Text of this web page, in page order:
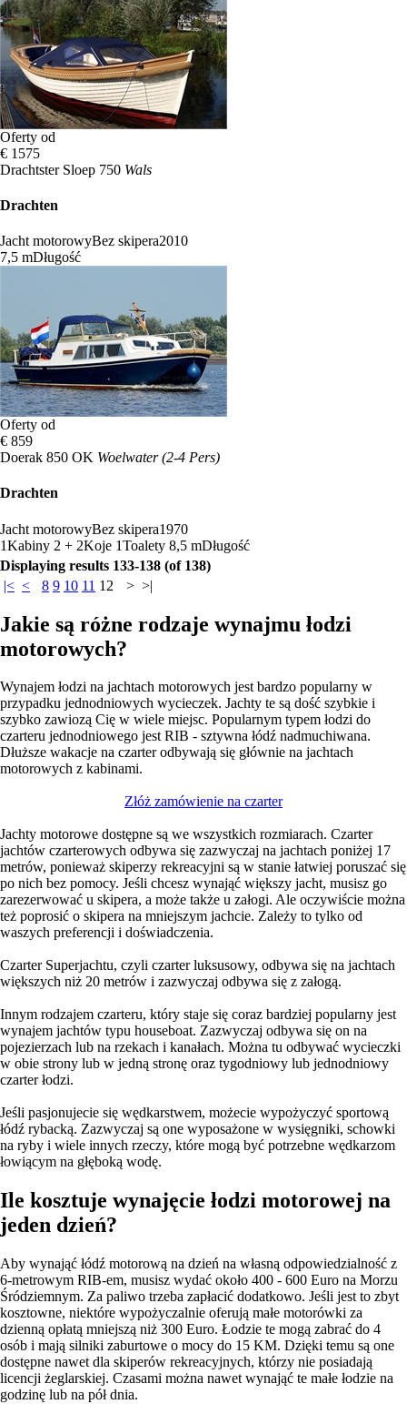
Oferty od
€ 1575
Drachtster Sloep 750 Wals
Drachten
Jacht motorowyBez skipera2010
7,5 mDługość
Oferty od
€ 859
Doerak 850 OK Woelwater (2-4 Pers)
Drachten
Jacht motorowyBez skipera1970
1Kabiny 2 + 2Koje 1Toalety 8,5 mDługość
Displaying results 133-138 (of 138)
|< < 8 9 10 11 12 > >|
Jakie są różne rodzaje wynajmu łodzi
motorowych?
Wynajem łodzi na jachtach motorowych jest bardzo popularny w
przypadku jednodniowych wycieczek. Jachty te są dość szybkie i
szybko zawiozą Cię w wiele miejsc. Popularnym typem łodzi do
czarteru jednodniowego jest RIB - sztywna łódź nadmuchiwana.
Dłuższe wakacje na czarter odbywają się głównie na jachtach
motorowych z kabinami.
Złóż zamówienie na czarter
Jachty motorowe dostępne są we wszystkich rozmiarach. Czarter
jachtów czarterowych odbywa się zazwyczaj na jachtach poniżej 17
metrów, ponieważ skiperzy rekreacyjni są w stanie łatwiej poruszać się
po nich bez pomocy. Jeśli chcesz wynająć większy jacht, musisz go
zarezerwować u skipera, a może także u załogi. Ale oczywiście można
też poprosić o skipera na mniejszym jachcie. Zależy to tylko od
waszych preferencji i doświadczenia.
Czarter Superjachtu, czyli czarter luksusowy, odbywa się na jachtach
większych niż 20 metrów i zazwyczaj odbywa się z załogą.
Innym rodzajem czarteru, który staje się coraz bardziej popularny jest
wynajem jachtów typu houseboat. Zazwyczaj odbywa się on na
pojezierzach lub na rzekach i kanałach. Można tu odbywać wycieczki
w obie strony lub w jedną stronę oraz tygodniowy lub jednodniowy
czarter łodzi.
Jeśli pasjonujecie się wędkarstwem, możecie wypożyczyć sportową
łódź rybacką. Zazwyczaj są one wyposażone w wysięgniki, schowki
na ryby i wiele innych rzeczy, które mogą być potrzebne wędkarzom
łowiącym na głęboką wodę.
Ile kosztuje wynajęcie łodzi motorowej na
jeden dzień?
Aby wynająć łódź motorową na dzień na własną odpowiedzialność z
6-metrowym RIB-em, musisz wydać około 400 - 600 Euro na Morzu
Śródziemnym. Za paliwo trzeba zapłacić dodatkowo. Jeśli jest to zbyt
kosztowne, niektóre wypożyczalnie oferują małe motorówki za
dzienną opłatą mniejszą niż 300 Euro. Łodzie te mogą zabrać do 4
osób i mają silniki zaburtowe o mocy do 15 KM. Dzięki temu są one
dostępne nawet dla skiperów rekreacyjnych, którzy nie posiadają
licencji żeglarskiej. Czasami można nawet wynająć te małe łodzie na
godzinę lub na pół dnia.